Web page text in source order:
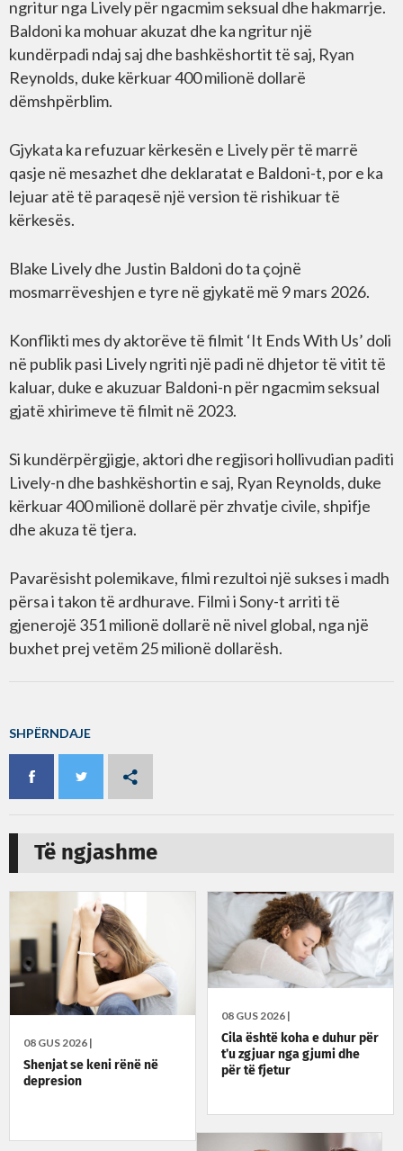
ngritur nga Lively për ngacmim seksual dhe hakmarrje.
Baldoni ka mohuar akuzat dhe ka ngritur një
kundërpadi ndaj saj dhe bashkëshortit të saj, Ryan
Reynolds, duke kërkuar 400 milionë dollarë
dëmshpërblim.
Gjykata ka refuzuar kërkesën e Lively për të marrë
qasje në mesazhet dhe deklaratat e Baldoni-t, por e ka
lejuar atë të paraqesë një version të rishikuar të
kërkesës.
Blake Lively dhe Justin Baldoni do ta çojnë
mosmarrëveshjen e tyre në gjykatë më 9 mars 2026.
Konflikti mes dy aktorëve të filmit ‘It Ends With Us’ doli
në publik pasi Lively ngriti një padi në dhjetor të vitit të
kaluar, duke e akuzuar Baldoni-n për ngacmim seksual
gjatë xhirimeve të filmit në 2023.
Si kundërpërgjigje, aktori dhe regjisori hollivudian paditi
Lively-n dhe bashkëshortin e saj, Ryan Reynolds, duke
kërkuar 400 milionë dollarë për zhvatje civile, shpifje
dhe akuza të tjera.
Pavarësisht polemikave, filmi rezultoi një sukses i madh
përsa i takon të ardhurave. Filmi i Sony-t arriti të
gjenerojë 351 milionë dollarë në nivel global, nga një
buxhet prej vetëm 25 milionë dollarësh.
SHPËRNDAJE
Të ngjashme
08 GUS 2026 |
Shenjat se keni rënë në
depresion
08 GUS 2026 |
Cila është koha e duhur për
t’u zgjuar nga gjumi dhe
për të fjetur